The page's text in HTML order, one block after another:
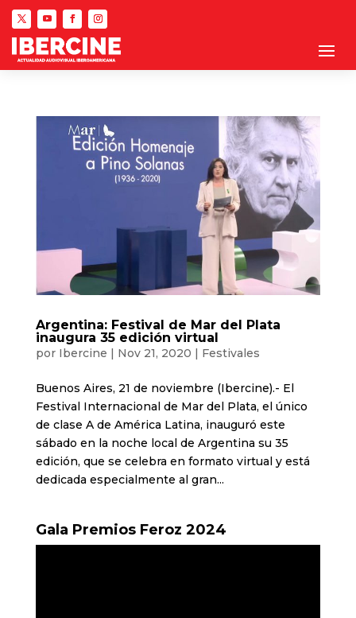
Argentina: Festival de Mar del Plata
inaugura 35 edición virtual
por Ibercine | Nov 21, 2020 | Festivales
Buenos Aires, 21 de noviembre (Ibercine).- El
Festival Internacional de Mar del Plata, el único
de clase A de América Latina, inauguró este
sábado en la noche local de Argentina su 35
edición, que se celebra en formato virtual y está
dedicada especialmente al gran...
Gala Premios Feroz 2024